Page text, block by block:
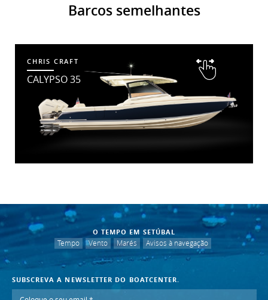
Barcos semelhantes
CHRIS CRAFT
CALYPSO 35
O TEMPO EM SETÚBAL
Tempo
Vento Marés Avisos à navegação
SUBSCREVA A NEWSLETTER DO BOATCENTER.